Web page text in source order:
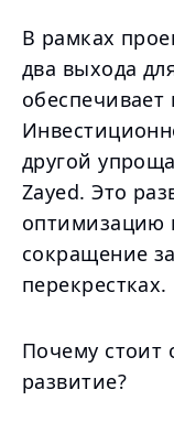
В рамках
два выхода
другой
Zayed. Это
оптимизацию
сокращение
перекрестках.
Почему стоит
развитие?